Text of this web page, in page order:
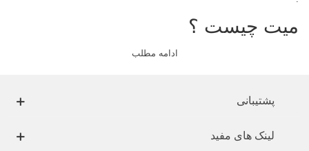
میت چیست ؟
گروهی در کلیه
متفاوتی دارند .
ادامه مطلب
پشتیبانی
لینک های مفید